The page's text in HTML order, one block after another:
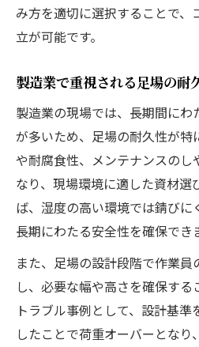
み方を適切に選択することで
立が可能です。
製造業で重視される足場の耐
製造業の現場では、長期間に
が多いため、足場の耐久性が特
や耐腐食性、メンテナンスのし
なり、現場環境に適した資材選
ば、湿度の高い環境では錆びに
長期にわたる安全性を確保でき
また、足場の設計段階で作業
し、必要な幅や高さを確保する
トラブル事例として、設計基
したことで荷重オーバーとな